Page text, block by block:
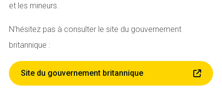
et les mineurs.
N’hésitez pas à consulter le site du gouvernement
britannique :
Site du gouvernement britannique